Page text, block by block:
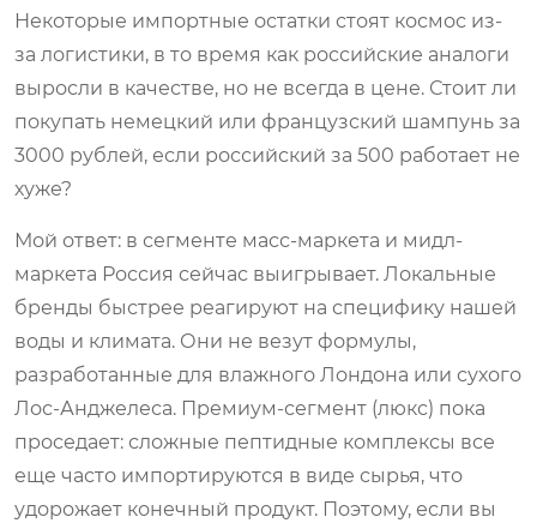
Некоторые импортные остатки стоят космос из-
за логистики, в то время как российские аналоги
выросли в качестве, но не всегда в цене. Стоит ли
покупать немецкий или французский шампунь за
3000 рублей, если российский за 500 работает не
хуже?
Мой ответ: в сегменте масс-маркета и мидл-
маркета Россия сейчас выигрывает. Локальные
бренды быстрее реагируют на специфику нашей
воды и климата. Они не везут формулы,
разработанные для влажного Лондона или сухого
Лос-Анджелеса. Премиум-сегмент (люкс) пока
проседает: сложные пептидные комплексы все
еще часто импортируются в виде сырья, что
удорожает конечный продукт. Поэтому, если вы